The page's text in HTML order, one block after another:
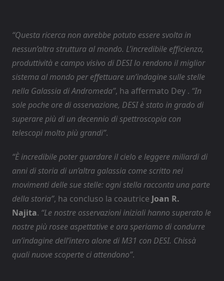
“Questa ricerca non avrebbe potuto essere svolta in
nessun’altra struttura al mondo. L’incredibile efficienza,
produttività e campo visivo di DESI lo rendono il miglior
sistema al mondo per effettuare un’indagine sulle stelle
nella Galassia di Andromeda”, ha affermato Dey . “In
sole poche ore di osservazione, DESI è stato in grado di
superare più di un decennio di spettroscopia con
telescopi molto più grandi”.
“È incredibile poter guardare il cielo e leggere miliardi di
anni di storia di un’altra galassia come scritto nei
movimenti delle sue stelle: ogni stella racconta una parte
della storia”, ha concluso la coautrice Joan R.
Najita. “Le nostre osservazioni iniziali hanno superato le
nostre più rosee aspettative e ora speriamo di condurre
un’indagine dell’intero alone di M31 con DESI. Chissà
quali nuove scoperte ci attendono”.